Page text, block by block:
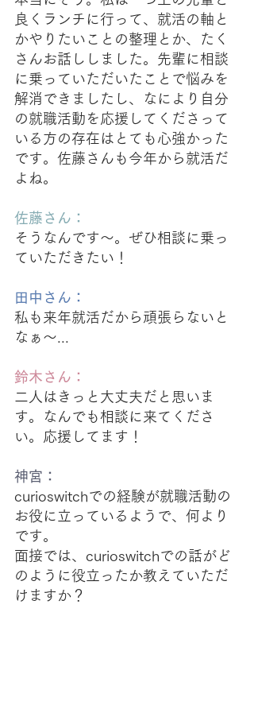
良くランチに行って、就活の軸と
かやりたいことの整理とか、たく
さんお話ししました。先輩に相談
に乗っていただいたことで悩みを
解消できましたし、なにより自分
の就職活動を応援してくださって
いる方の存在はとても心強かった
です。佐藤さんも今年から就活だ
よね。
佐藤さん：
そうなんです〜。ぜひ相談に乗っ
ていただきたい！
田中さん：
私も来年就活だから頑張らないと
なぁ〜...
鈴木さん：
二人はきっと大丈夫だと思いま
す。なんでも相談に来てくださ
い。応援してます！
神宮：
curioswitchでの経験が就職活動の
お役に立っているようで、何より
です。
面接では、curioswitchでの話がど
のように役立ったか教えていただ
けますか？